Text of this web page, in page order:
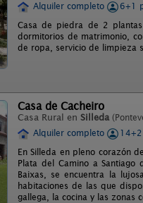
Alquiler completo 6+1
Casa de piedra de 2
dormitorios de matrimonio,
de ropa, servicio de limpieza
Casa de Cacheiro
Casa Rural en Silleda
Alquiler completo
En Silleda en pleno corazón
Plata del Camino a
Baixas, se encuentra la
habitaciones de las que
gallega, la cocina y las zonas